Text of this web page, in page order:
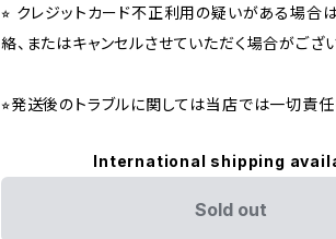
⭐︎ クレジットカード不正利用の疑いがある場合
絡、またはキャンセルさせていただく場合がござい
⭐︎発送後のトラブルに関しては当店では一切責任
International shipping
Sold out